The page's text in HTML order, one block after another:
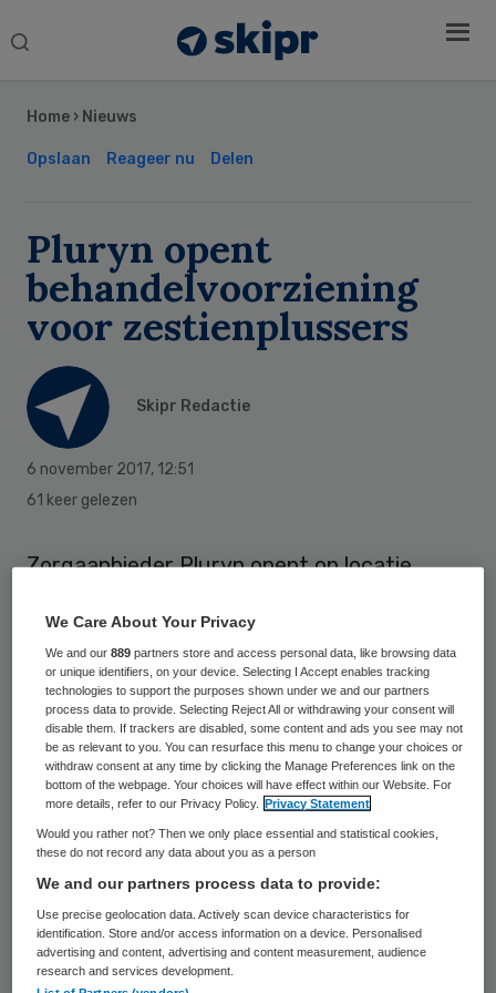
Search
Home › Nieuws
Opslaan Reageer nu Delen
Pluryn opent
behandelvoorziening
voor zestienplussers
Skipr Redactie
6 november 2017, 12:51
61 keer gelezen
Zorgaanbieder Pluryn opent op locatie
behandelvoorziening voor jongeren vanaf
zestien jaar met een matig verstandelijke
beperking en ernstige gedragsproblemen.
De ondersteuning die de jongeren hier
krijgen moet voorkomen dat ze tussen wal
en schip als ze volwassen worden. De
opening is op 23 november.
De Bijenkorf biedt plaats aan 22 jongeren
vanaf 16 jaar, met een IQ tussen 40 en 60
en ernstige gedragsproblemen. Het gebouw
telt twee leefgroepen met ieder zeven
Sidebar
We Care About Your Privacy
We and our889 partners store and access personal data, like browsing data
or unique identifiers, on your device. Selecting I Accept enables tracking
technologies to support the purposes shown under we and our partners
process data to provide. Selecting Reject All or withdrawing your consent will
disable them. If trackers are disabled, some content and ads you see may not
be as relevant to you. You can resurface this menu to change your choices or
withdraw consent at any time by clicking the Manage Preferences link on the
bottom of the webpage. Your choices will have effect within our Website. For
more details, refer to our Privacy Policy.
Privacy Statement
Would you rather not? Then we only place essential and statistical cookies,
these do not record any data about you as a person
We and our partners process data to provide:
Use precise geolocation data. Actively scan device characteristics for
identification. Store and/or access information on a device. Personalised
advertising and content, advertising and content measurement, audience
research and services development.